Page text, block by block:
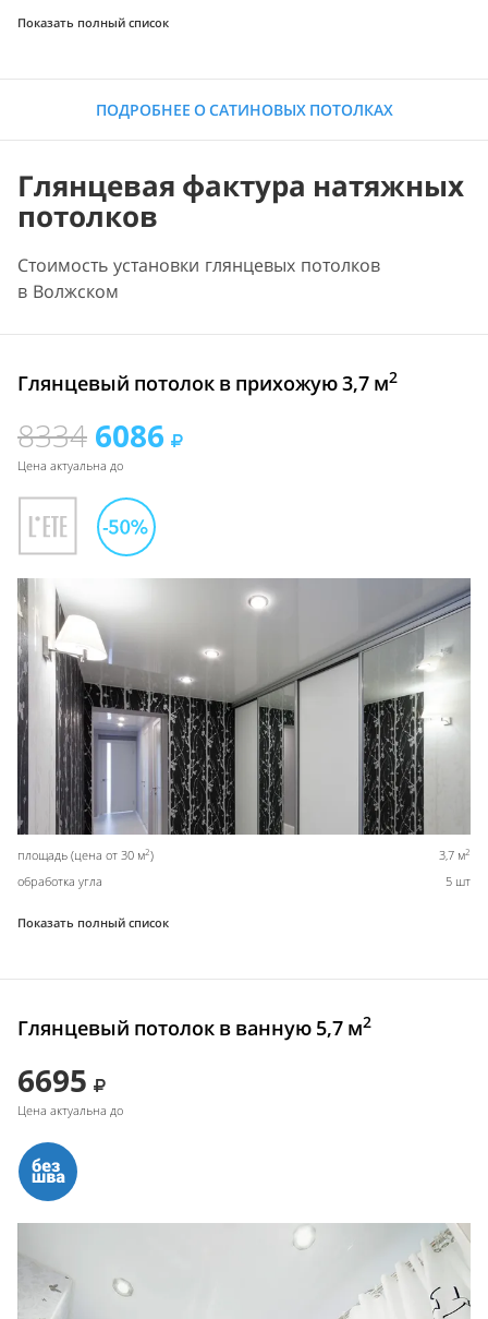
Показать полный список
ПОДРОБНЕЕ О САТИНОВЫХ ПОТОЛКАХ
Глянцевая фактура натяжных
потолков
Стоимость установки глянцевых потолков
в Волжском
Глянцевый потолок в прихожую 3,7 м2
8334 6086
Цена актуальна до
площадь (цена от 30 м2) 3,7 м2
обработка угла 5 шт
Показать полный список
Глянцевый потолок в ванную 5,7 м2
6695
Цена актуальна до